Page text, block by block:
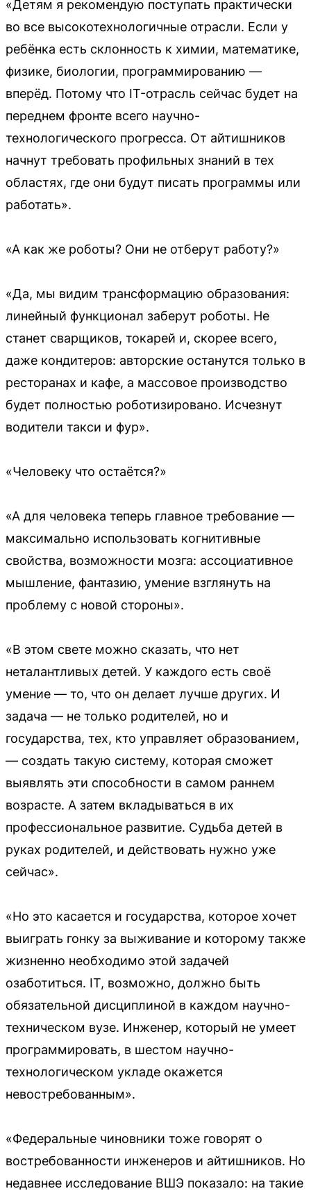
«Детям я рекомендую поступать практически
во все высокотехнологичные отрасли. Если у
ребёнка есть склонность к химии, математике,
физике, биологии, программированию —
вперёд. Потому что IT-отрасль сейчас будет на
переднем фронте всего научно-
технологического прогресса. От айтишников
начнут требовать профильных знаний в тех
областях, где они будут писать программы или
работать».
«А как же роботы? Они не отберут работу?»
«Да, мы видим трансформацию образования:
линейный функционал заберут роботы. Не
станет сварщиков, токарей и, скорее всего,
даже кондитеров: авторские останутся только в
ресторанах и кафе, а массовое производство
будет полностью роботизировано. Исчезнут
водители такси и фур».
«Человеку что остаётся?»
«А для человека теперь главное требование —
максимально использовать когнитивные
свойства, возможности мозга: ассоциативное
мышление, фантазию, умение взглянуть на
проблему с новой стороны».
«В этом свете можно сказать, что нет
неталантливых детей. У каждого есть своё
умение — то, что он делает лучше других. И
задача — не только родителей, но и
государства, тех, кто управляет образованием,
— создать такую систему, которая сможет
выявлять эти способности в самом раннем
возрасте. А затем вкладываться в их
профессиональное развитие. Судьба детей в
руках родителей, и действовать нужно уже
сейчас».
«Но это касается и государства, которое хочет
выиграть гонку за выживание и которому также
жизненно необходимо этой задачей
озаботиться. IT, возможно, должно быть
обязательной дисциплиной в каждом научно-
техническом вузе. Инженер, который не умеет
программировать, в шестом научно-
технологическом укладе окажется
невостребованным».
«Федеральные чиновники тоже говорят о
востребованности инженеров и айтишников. Но
недавнее исследование ВШЭ показало: на такие